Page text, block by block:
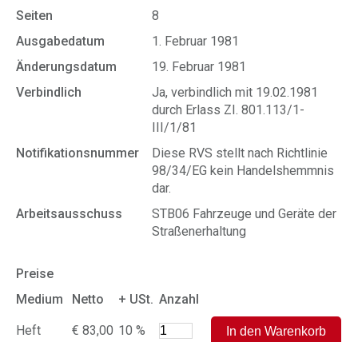
Seiten
8
Ausgabedatum
1. Februar 1981
Änderungsdatum
19. Februar 1981
Verbindlich
Ja, verbindlich mit 19.02.1981
durch Erlass ZI. 801.113/1-
III/1/81
Notifikationsnummer
Diese RVS stellt nach Richtlinie
98/34/EG kein Handelshemmnis
dar.
Arbeitsausschuss
STB06 Fahrzeuge und Geräte der
Straßenerhaltung
Preise
Medium
Netto + USt. Anzahl
Heft € 83,00 10 %